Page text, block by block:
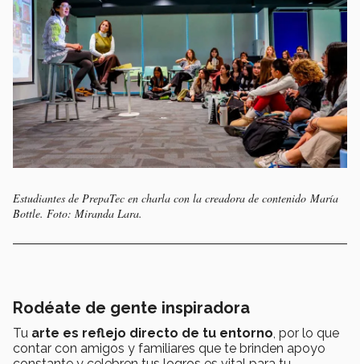
Estudiantes de PrepaTec en charla con la creadora de contenido María
Bottle. Foto: Miranda Lara.
Rodéate de gente inspiradora
Tu arte es reflejo directo de tu entorno, por lo que
contar con amigos y familiares que te brinden apoyo